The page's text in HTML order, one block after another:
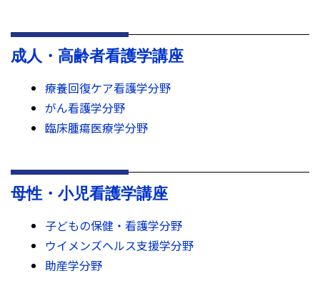
成人・高齢者看護学講座
療養回復ケア看護学分野
がん看護学分野
臨床腫瘍医療学分野
母性・小児看護学講座
子どもの保健・看護学分野
ウイメンズヘルス支援学分野
助産学分野